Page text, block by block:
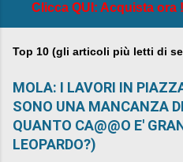
Clicca QUI: Acquista ora
Top 10 (gli articoli più letti di
MOLA: I LAVORI IN
SONO UNA MANCANZA
QUANTO CA@@O E'
LEOPARDO?)